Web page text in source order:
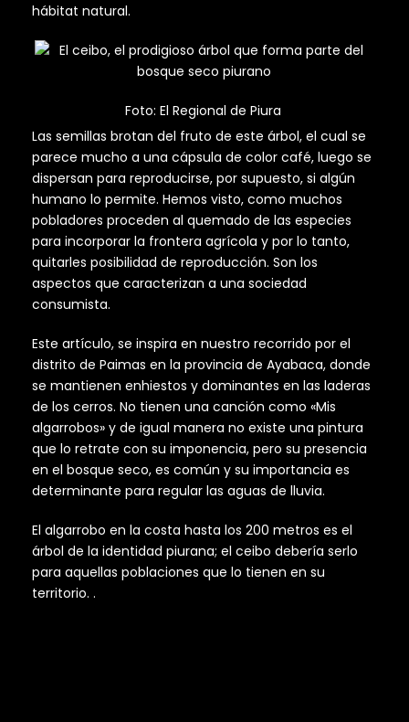
hábitat natural.
Foto: El Regional de Piura
Las semillas brotan del fruto de este árbol, el cual se
parece mucho a una cápsula de color café, luego se
dispersan para reproducirse, por supuesto, si algún
humano lo permite. Hemos visto, como muchos
pobladores proceden al quemado de las especies
para incorporar la frontera agrícola y por lo tanto,
quitarles posibilidad de reproducción. Son los
aspectos que caracterizan a una sociedad
consumista.
Este artículo, se inspira en nuestro recorrido por el
distrito de Paimas en la provincia de Ayabaca, donde
se mantienen enhiestos y dominantes en las laderas
de los cerros. No tienen una canción como «Mis
algarrobos» y de igual manera no existe una pintura
que lo retrate con su imponencia, pero su presencia
en el bosque seco, es común y su importancia es
determinante para regular las aguas de lluvia.
El algarrobo en la costa hasta los 200 metros es el
árbol de la identidad piurana; el ceibo debería serlo
para aquellas poblaciones que lo tienen en su
territorio. .